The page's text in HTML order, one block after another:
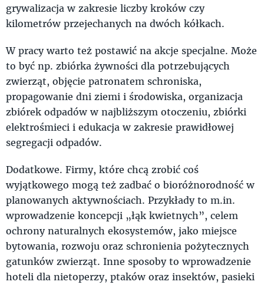
grywalizacja w zakresie liczby kroków czy
kilometrów przejechanych na dwóch kółkach.
W pracy warto też postawić na akcje specjalne. Może
to być np. zbiórka żywności dla potrzebujących
zwierząt, objęcie patronatem schroniska,
propagowanie dni ziemi i środowiska, organizacja
zbiórek odpadów w najbliższym otoczeniu, zbiórki
elektrośmieci i edukacja w zakresie prawidłowej
segregacji odpadów.
Dodatkowe. Firmy, które chcą zrobić coś
wyjątkowego mogą też zadbać o bioróżnorodność w
planowanych aktywnościach. Przykłady to m.in.
wprowadzenie koncepcji „łąk kwietnych”, celem
ochrony naturalnych ekosystemów, jako miejsce
bytowania, rozwoju oraz schronienia pożytecznych
gatunków zwierząt. Inne sposoby to wprowadzenie
hoteli dla nietoperzy, ptaków oraz insektów, pasieki